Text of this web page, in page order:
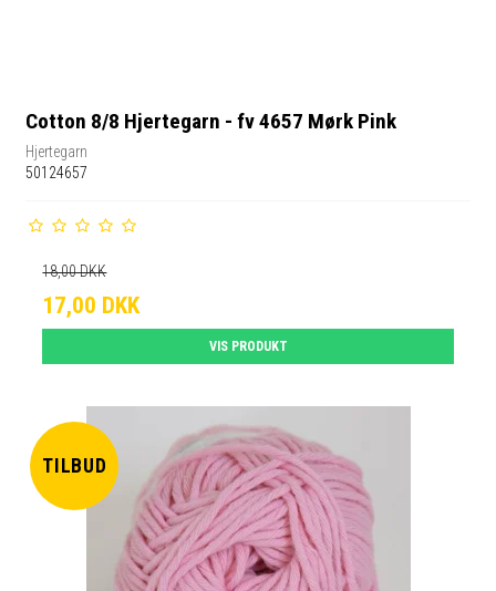
Cotton 8/8 Hjertegarn - fv 4657 Mørk Pink
Hjertegarn
50124657
18,00 DKK
17,00 DKK
VIS PRODUKT
TILBUD